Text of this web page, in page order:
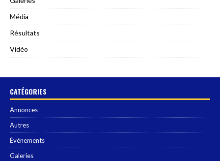
Média
Résultats
Vidéo
CATÉGORIES
Annonces
Autres
Événements
Galeries